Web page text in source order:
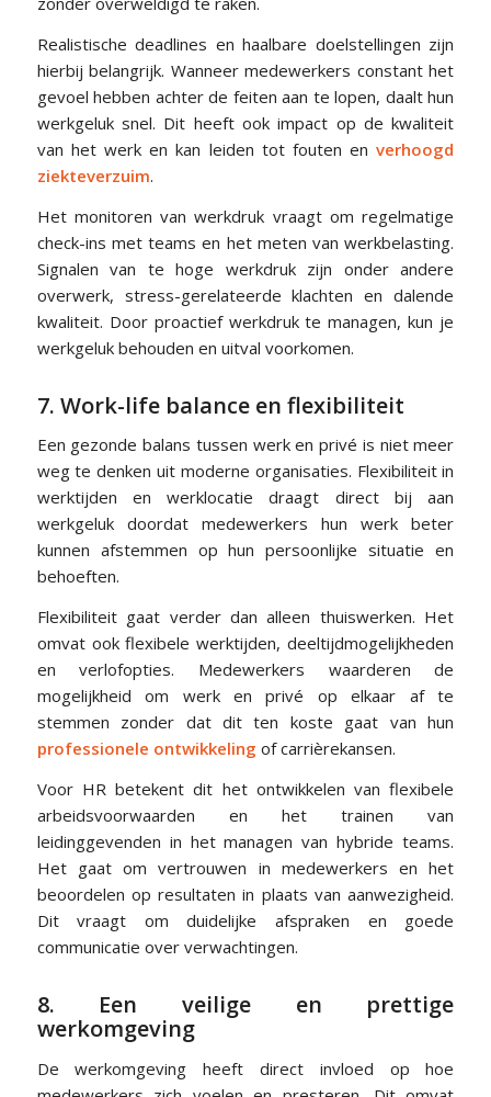
Realistische deadlines en haalbare doelstellingen zijn
hierbij belangrijk. Wanneer medewerkers constant het
gevoel hebben achter de feiten aan te lopen, daalt hun
werkgeluk snel. Dit heeft ook impact op de kwaliteit
van het werk en kan leiden tot fouten enverhoogd
ziekteverzuim.
Het monitoren van werkdruk vraagt om regelmatige
check-ins met teams en het meten van werkbelasting.
Signalen van te hoge werkdruk zijn onder andere
overwerk, stress-gerelateerde klachten en dalende
kwaliteit. Door proactief werkdruk te managen, kun je
werkgeluk behouden en uitval voorkomen.
7. Work-life balance en flexibiliteit
Een gezonde balans tussen werk en privé is niet meer
weg te denken uit moderne organisaties. Flexibiliteit in
werktijden en werklocatie draagt direct bij aan
werkgeluk doordat medewerkers hun werk beter
kunnen afstemmen op hun persoonlijke situatie en
behoeften.
Flexibiliteit gaat verder dan alleen thuiswerken. Het
omvat ook flexibele werktijden, deeltijdmogelijkheden
en verlofopties. Medewerkers waarderen de
mogelijkheid om werk en privé op elkaar af te
stemmen zonder dat dit ten koste gaat van hun
professionele ontwikkeling of carrièrekansen.
Voor HR betekent dit het ontwikkelen van flexibele
arbeidsvoorwaarden en het trainen van
leidinggevenden in het managen van hybride teams.
Het gaat om vertrouwen in medewerkers en het
beoordelen op resultaten in plaats van aanwezigheid.
Dit vraagt om duidelijke afspraken en goede
communicatie over verwachtingen.
8. Een veilige en prettige
werkomgeving
De werkomgeving heeft direct invloed op hoe